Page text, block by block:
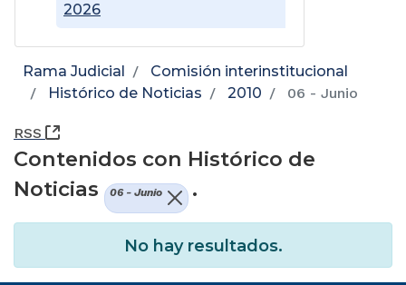
2026
Rama Judicial
Comisión interinstitucional
Histórico de Noticias
2010 06 - Junio
RSS (Abre una nueva ventana)
Contenidos con Histórico de
Noticias
06 - Junio .
No hay resultados.